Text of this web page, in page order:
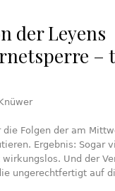
der Leyens
–
Folgen der am
Ergebnis: Sogar
Und der
ungerechtfertigt auf